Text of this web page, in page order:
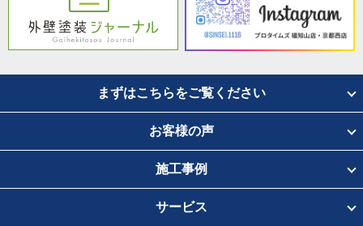
まずはこちらをご覧ください
お客様の声
施工事例
サービス